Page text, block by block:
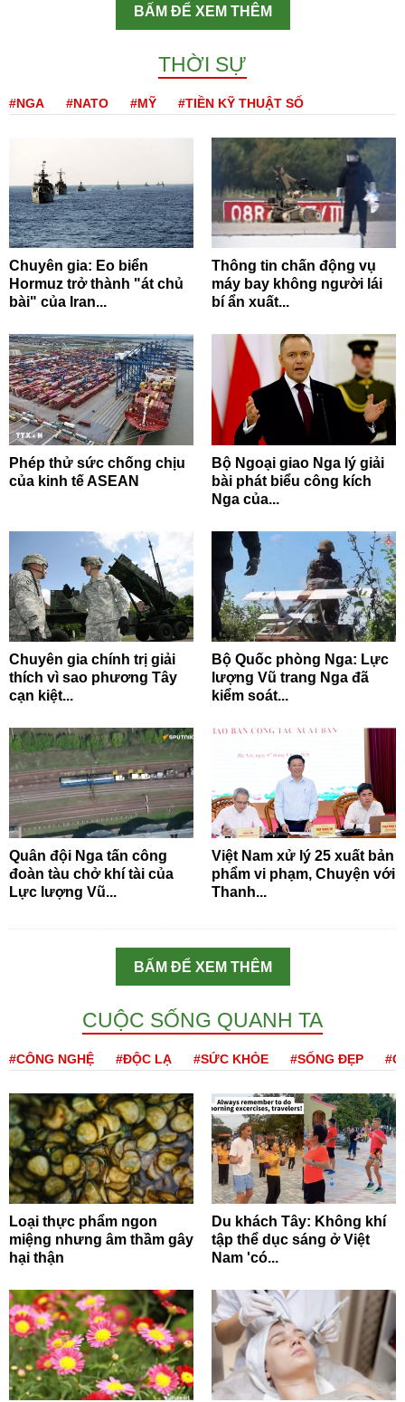
BẤM ĐỂ XEM THÊM
THỜI SỰ
#NGA #NATO #MỸ #TIỀN KỸ THUẬT SỐ
Chuyên gia: Eo biển
Hormuz trở thành "át chủ
bài" của Iran...
Thông tin chấn động vụ
máy bay không người lái
bí ẩn xuất...
Phép thử sức chống chịu
của kinh tế ASEAN
Bộ Ngoại giao Nga lý giải
bài phát biểu công kích
Nga của...
Chuyên gia chính trị giải
thích vì sao phương Tây
cạn kiệt...
Bộ Quốc phòng Nga: Lực
lượng Vũ trang Nga đã
kiểm soát...
Quân đội Nga tấn công
đoàn tàu chở khí tài của
Lực lượng Vũ...
Việt Nam xử lý 25 xuất bản
phẩm vi phạm, Chuyện với
Thanh...
BẤM ĐỂ XEM THÊM
CUỘC SỐNG QUANH TA
#CÔNG NGHỆ #ĐỘC LẠ #SỨC KHỎE #SỐNG ĐẸP
Loại thực phẩm ngon
miệng nhưng âm thầm gây
hại thận
Du khách Tây: Không khí
tập thể dục sáng ở Việt
Nam 'có...